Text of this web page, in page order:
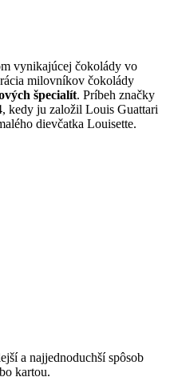
vynikajúcej čokolády vo
milovníkov čokolády
špecialít. Príbeh značky
kedy ju založil Louis Guattari
dievčatka Louisette.
a najjednoduchší spôsob
kartou.